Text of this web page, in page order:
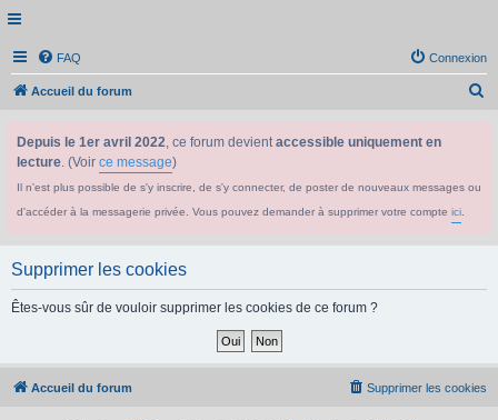
FAQ Connexion
Accueil du forum
Depuis le 1er avril 2022, ce forum devientaccessible uniquement en
lecture. (Voir ce message)
Il n'est plus possible de s'y inscrire, de s'y connecter, de poster de nouveaux messages ou
d'accéder à la messagerie privée. Vous pouvez demander à supprimer votre compte ici
Supprimer les cookies
Êtes-vous sûr de vouloir supprimer les cookies de ce forum ?
Accueil du forum Supprimer les cookies